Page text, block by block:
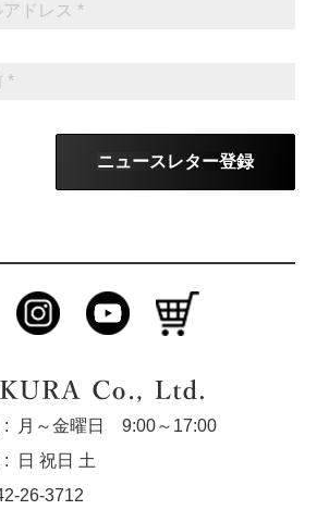
ニュースレター登録
:
月～金曜日 9:00～17:00
:
日 祝日 土
26-3712